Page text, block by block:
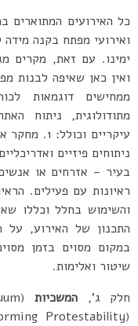
כל האירועים המתוארים
ואירועי מפתח בקנה
ימינו. עם זאת, מקרים
ואין כאן שאיפה לבנות
ממחישים דוגמאות
מתודולוגית, ניתוח
ראיונות עם פעילים.
והשימוש בחלל וכללו
התכנון של האירוע,
במקום מסוים בזמן
שיטור ואלימות.
חלק ג’, המשכיות